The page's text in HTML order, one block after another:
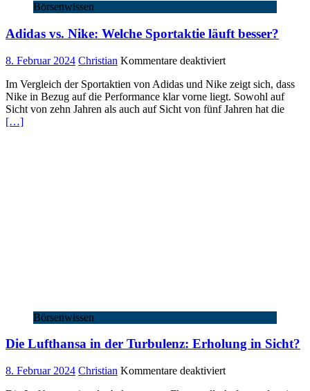
Börsenwissen
Adidas vs. Nike: Welche Sportaktie läuft besser?
8. Februar 2024 Christian Kommentare deaktiviertfür
vs.
Nike:
Welche
Im Vergleich der Sportaktien von Adidas und Nike zeigt sich, dass
Nike in Bezug auf die Performance klar vorne liegt. Sowohl auf
Sicht von zehn Jahren als auch auf Sicht von fünf Jahren hat die
[…]
Börsenwissen
Die Lufthansa in der Turbulenz: Erholung in Sicht?
8. Februar 2024 Christian Kommentare deaktiviertfür